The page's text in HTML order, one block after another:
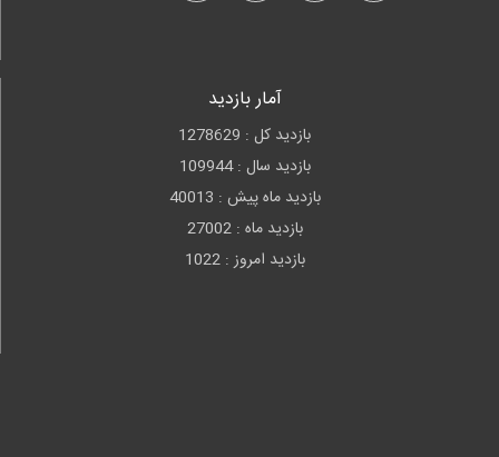
آمار بازدید
بازدید کل : 1278629
بازدید سال : 109944
بازدید ماه پیش : 40013
بازدید ماه : 27002
بازدید امروز : 1022